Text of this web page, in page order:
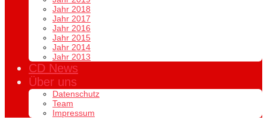
Jahr 2018
Jahr 2017
Jahr 2016
Jahr 2015
Jahr 2014
Jahr 2013
CD News
Über uns
Datenschutz
Team
Impressum